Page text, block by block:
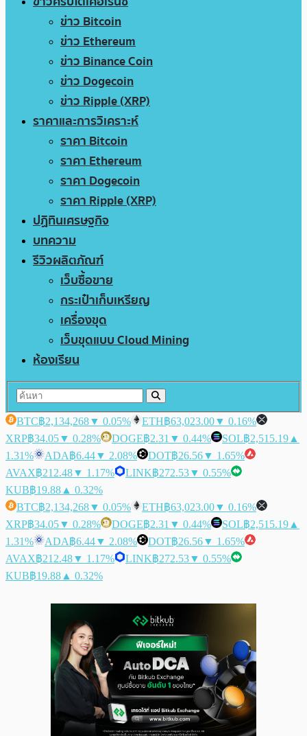
ข่าว Bitcoin
ข่าว Ethereum
ข่าว Binance Coin
ข่าว Dogecoin
ข่าว Ripple (XRP)
ราคาและการวิเคราะห์
ราคา Bitcoin
ราคา Ethereum
ราคา Dogecoin
ราคา Ripple (XRP)
ปฏิทินเศรษฐกิจ
บทความ
รีวิวผลิตภัณฑ์
เว็บซื้อขาย
กระเป๋าเก็บเหรียญ
เครื่องขุด
เว็บขุดแบบ Cloud Mining
ห้องเรียน
BTC฿2,134,268▼ 0.05% ETH฿63,023.00▼ 0.16%
XRP฿34.05▼ 0.28% DOGE฿2.31 ▼ 0.44% SOL฿2,515.19 ▲
1.31%
ADA฿6.44▼ 2.08% DOT฿26.56▼ 1.65%
AVAX฿212.48▼ 1.17% LINK฿272.53▼ 0.55%
KUB฿19.88 ▲ 0.32%
BTC฿2,134,268▼ 0.05% ETH฿63,023.00▼ 0.16%
XRP฿34.05▼ 0.28% DOGE฿2.31 ▼ 0.44% SOL฿2,515.19 ▲
1.31%
ADA฿6.44▼ 2.08% DOT฿26.56▼ 1.65%
AVAX฿212.48▼ 1.17% LINK฿272.53▼ 0.55%
KUB฿19.88 ▲ 0.32%